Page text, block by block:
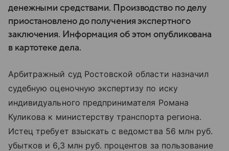
денежными средствами. Производство по делу
приостановлено до получения экспертного
заключения. Информация об этом опубликована
в картотеке дела.
Арбитражный суд Ростовской области назначил
судебную оценочную экспертизу по иску
индивидуального предпринимателя Романа
Куликова к министерству транспорта региона.
Истец требует взыскать с ведомства 56 млн руб.
убытков и 6,3 млн руб. процентов за пользование